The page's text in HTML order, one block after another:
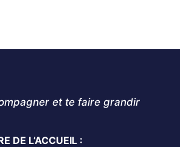
et te faire grandir
DE L’ACCUEIL :